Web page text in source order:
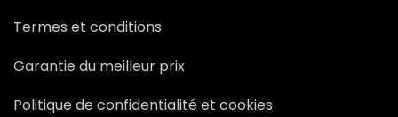
Termes et conditions
Garantie du meilleur prix
Politique de confidentialité et cookies